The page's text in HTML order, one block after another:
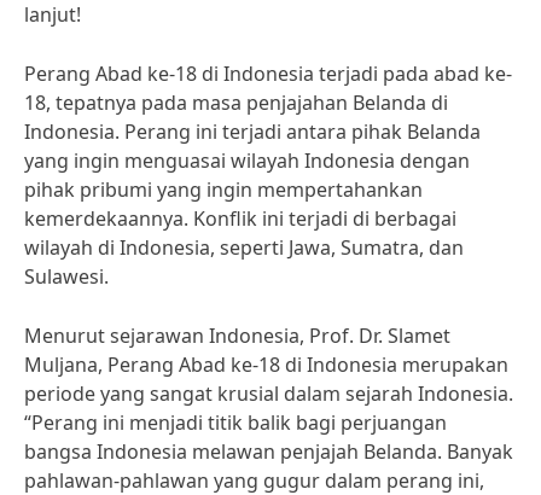
lanjut!
Perang Abad ke-18 di Indonesia terjadi pada abad ke-
18, tepatnya pada masa penjajahan Belanda di
Indonesia. Perang ini terjadi antara pihak Belanda
yang ingin menguasai wilayah Indonesia dengan
pihak pribumi yang ingin mempertahankan
kemerdekaannya. Konflik ini terjadi di berbagai
wilayah di Indonesia, seperti Jawa, Sumatra, dan
Sulawesi.
Menurut sejarawan Indonesia, Prof. Dr. Slamet
Muljana, Perang Abad ke-18 di Indonesia merupakan
periode yang sangat krusial dalam sejarah Indonesia.
“Perang ini menjadi titik balik bagi perjuangan
bangsa Indonesia melawan penjajah Belanda. Banyak
pahlawan-pahlawan yang gugur dalam perang ini,